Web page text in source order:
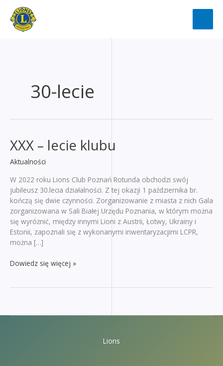
Przejdź
treści
30-lecie
XXX – lecie klubu
Aktualności
W 2022 roku Lions Club Poznań Rotunda obchodzi swój
jubileusz 30.lecia działalności. Z tej okazji 1 października br.
kończą się dwie czynności. Zorganizowanie z miasta z nich Gala
zorganizowana w Sali Białej Urzędu Poznania, w którym można
się wyróżnić, między innymi Lioni z Austrii, Łotwy, Ukrainy i
Estonii, zapoznali się z wykonanymi inwentaryzacjimi LCPR,
można […]
XXX
Dowiedz się więcej »
Lions